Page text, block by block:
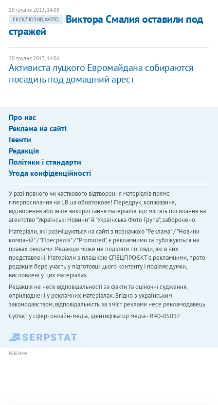
20 грудня 2013, 14:08
ЕКСКЛЮЗИВ, ФОТО
Виктора Смалия оставили под
стражей
20 грудня 2013, 14:06
Активиста луцкого Евромайдана собираются
посадить под домашний арест
Про нас
Реклама на сайті
Івенти
Редакція
Політики і стандарти
Угода конфіденційності
У разі повного чи часткового відтворення матеріалів пряме
гіперпосилання на LB.ua обов'язкове! Передрук, копіювання,
відтворення або інше використання матеріалів, що містять посилання на
агентство "Українськi Новини" й "Українська Фото Група", заборонено.
Матеріали, які розміщуються на сайті з позначкою "Реклама" / "Новини
компаній" / "Пресреліз" / "Promoted", є рекламними та публікуються на
правах реклами. Редакція може не поділяти погляди, які в них
представлені. Матеріали з плашкою СПЕЦПРОЄКТ є рекламними, проте
редакція бере участь у підготовці цього контенту і поділяє думки,
висловлені у цих матеріалах.
Редакція не несе відповідальності за факти та оціночні судження,
оприлюднені у рекламних матеріалах. Згідно з українським
законодавством, відповідальність за зміст реклами несе рекламодавець.
Cуб'єкт у сфері онлайн-медіа; ідентифікатор медіа - R40-05097
РЕКЛАМА